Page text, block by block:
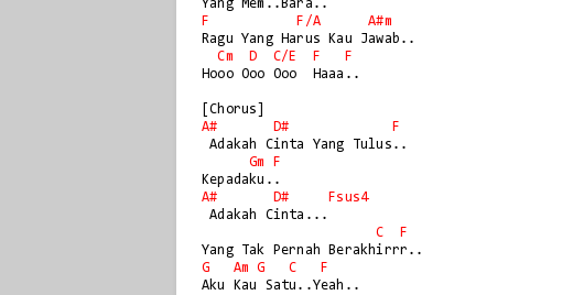
F
F/A
A#m
Ragu Yang Harus Kau Jawab..
Cm
D C/ E F
F
Hooo Ooo Ooo  Haaa..
A#
D#
F
Adakah Cinta Yang Tulus..
Gm
F
A#
D#
Fsus4
Adakah Cinta...
C
F
G
Am G C
F
Aku Kau Satu..Yeah..